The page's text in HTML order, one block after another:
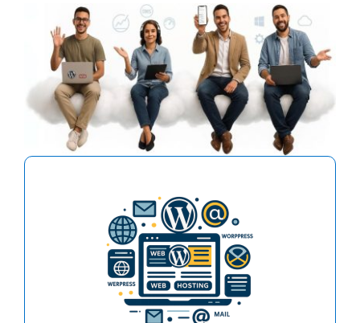
El hosting para crear y hospedar fácilmente
uno o más sitios web con sus respectivas
cuentas de email. Especial para Wordpress,
Joomla, Woocomerce o cualquier otro sitio